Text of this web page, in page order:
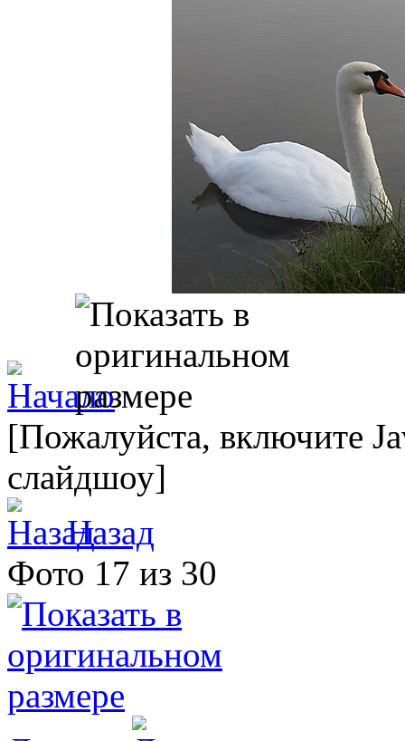
[Пожалуйста, включите
слайдшоу]
Назад
Фото 17 из 30